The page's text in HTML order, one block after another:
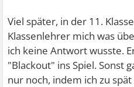
Viel später, in der 11.
Klassenlehrer mich was
ich keine Antwort wusste.
"Blackout" ins Spiel. Sonst
nur noch, indem ich zu